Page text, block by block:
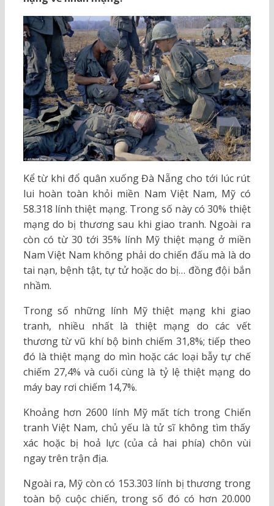
Kể từ khi đổ quân xuống Đà Nẵng cho tới lúc rút
lui hoàn toàn khỏi miền Nam Việt Nam, Mỹ có
58.318 lính thiệt mạng. Trong số này có 30% thiệt
mạng do bị thương sau khi giao tranh. Ngoài ra
còn có từ 30 tới 35% lính Mỹ thiệt mạng ở miền
Nam Việt Nam không phải do chiến đấu mà là do
tai nạn, bệnh tật, tự tử hoặc do bị… đồng đội bắn
nhầm.
Trong số những lính Mỹ thiệt mạng khi giao
tranh, nhiều nhất là thiệt mạng do các vết
thương từ vũ khí bộ binh chiếm 31,8%; tiếp theo
đó là thiệt mạng do mìn hoặc các loại bẫy tự chế
chiếm 27,4% và cuối cùng là tỷ lệ thiệt mạng do
máy bay rơi chiếm 14,7%.
Khoảng hơn 2600 lính Mỹ mất tích trong Chiến
tranh Việt Nam, chủ yếu là tử sĩ không tìm thấy
xác hoặc bị hoả lực (của cả hai phía) chôn vùi
ngay trên trận địa.
Ngoài ra, Mỹ còn có 153.303 lính bị thương trong
toàn bộ cuộc chiến, trong số đó có hơn 20.000